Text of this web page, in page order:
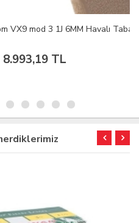
3 1J 6MM Havalı Tabanca
TL